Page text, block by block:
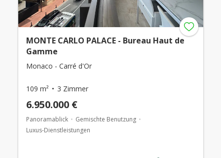
MONTE CARLO PALACE - Bureau Haut de
Gamme
Monaco - Carré d'Or
109 m² 3 Zimmer
6.950.000 €
Panoramablick
Gemischte Benutzung
Luxus-Dienstleistungen